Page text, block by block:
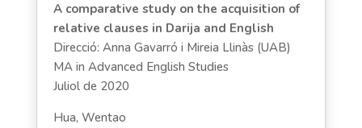
A comparative study on the acquisition of
relative clauses in Darija and English
Direcció: Anna Gavarró i Mireia Llinàs (UAB)
MA in Advanced English Studies
Juliol de 2020
Hua, Wentao